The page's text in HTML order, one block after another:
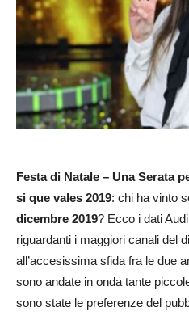
Festa di Natale – Una Serata
si que vales 2019: chi ha vinto
dicembre 2019? Ecco i dati
riguardanti i maggiori canali del
all’accesissima sfida fra le due
sono andate in onda tante
sono state le preferenze del